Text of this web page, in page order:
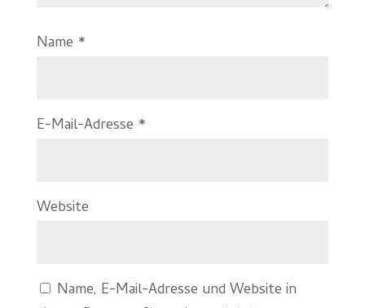
Name *
E-Mail-Adresse *
Website
Name, E-Mail-Adresse und Website in